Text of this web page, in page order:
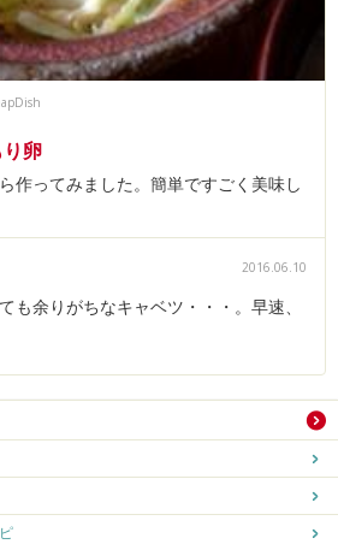
卵
作ってみました。簡単ですごく美味し
2016.06.10
も余りがちなキャベツ・・・。早速、